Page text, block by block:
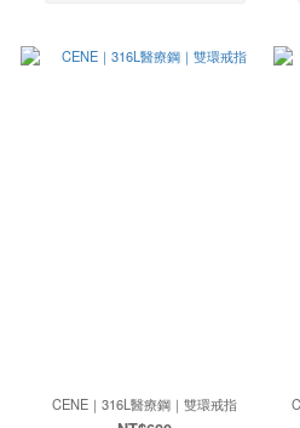
CENE｜316L醫療鋼｜雙環戒指